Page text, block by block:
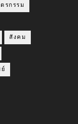
รกรรม
สังคม